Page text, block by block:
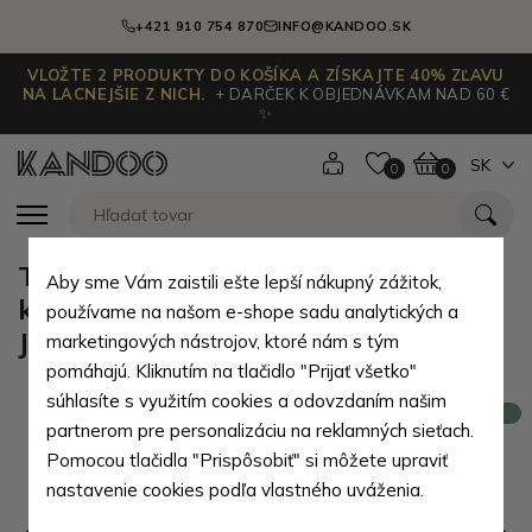
+421 910 754 870 INFO@KANDOO.SK
VLOŽTE 2 PRODUKTY DO KOŠÍKA A ZÍSKAJTE 40% ZĽAVU
NA LACNEJŠIE Z NICH.
+ DARČEK K OBJEDNÁVKAM NAD 60 €
✨
0 0 SK
Tmavo hnedá pánska klasická
kožená peňaženka so zápinkou
Johan
Aby sme Vám zaistili ešte lepší nákupný zážitok,
používame na našom e-shope sadu analytických a
marketingových nástrojov, ktoré nám s tým
pomáhajú. Kliknutím na tlačidlo "Prijať všetko"
súhlasíte s využitím cookies a odovzdaním našim
partnerom pre personalizáciu na reklamných sieťach.
Pomocou tlačidla "Prispôsobiť" si môžete upraviť
nastavenie cookies podľa vlastného uváženia.